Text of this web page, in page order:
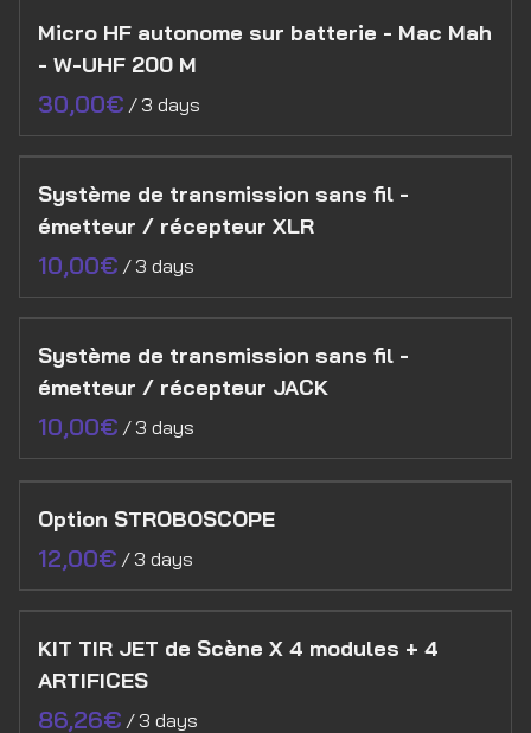
Micro HF autonome sur batterie - Mac Mah
- W-UHF 200 M
/
Système de transmission sans fil -
émetteur / récepteur XLR
/
Système de transmission sans fil -
émetteur / récepteur JACK
/
Option STROBOSCOPE
/
KIT TIR JET de Scène X 4 modules + 4
ARTIFICES
/